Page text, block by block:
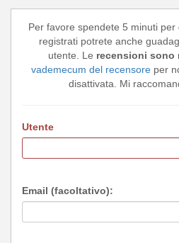
Per favore spendete 5 minuti
registrati potrete anche
utente. Le recensioni sono
vademecum del recensoreper
disattivata. Mi
Utente
Email (facoltativo):